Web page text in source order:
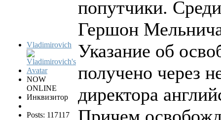
Vladimirovich
NOW
ONLINE
Инквизитор
Posts: 117117
попутчики.
Гершон
Указание об
получено через
директора